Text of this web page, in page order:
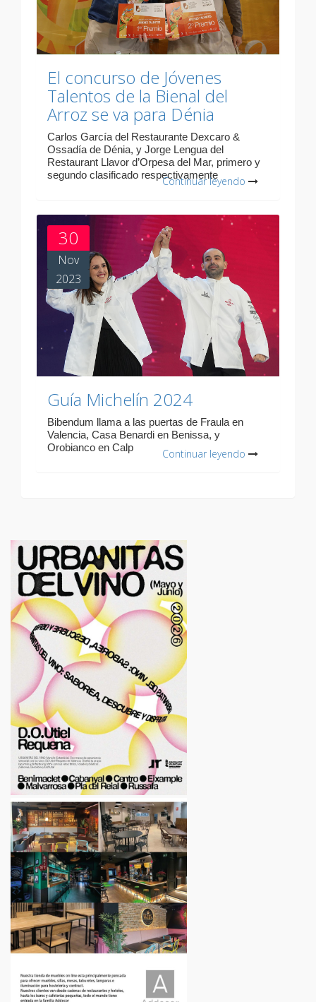
El concurso de Jóvenes
Talentos de la Bienal del
Arroz se va para Dénia
Carlos García del Restaurante Dexcaro &
Ossadía de Dénia, y Jorge Lengua del
Restaurant Llavor d’Orpesa del Mar, primero y
segundo clasificado respectivamente
Continuar leyendo
30
Nov
2023
Guía Michelín 2024
Bibendum llama a las puertas de Fraula en
Valencia, Casa Benardi en Benissa, y
Orobianco en Calp
Continuar leyendo